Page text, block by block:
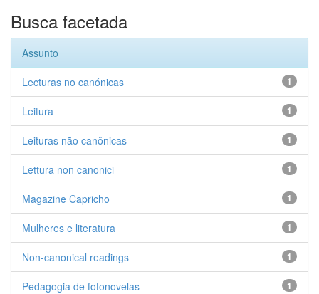
Busca facetada
Assunto
1
Lecturas no canónicas
1
Leitura
1
Leituras não canônicas
1
Lettura non canonici
1
Magazine Capricho
1
Mulheres e literatura
1
Non-canonical readings
1
Pedagogia de fotonovelas